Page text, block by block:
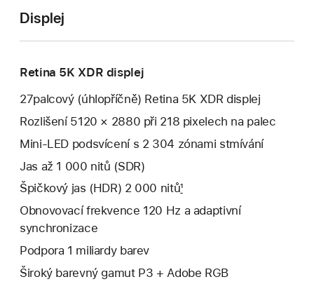
Displej
Retina 5K XDR displej
27palcový (úhlopříčně) Retina 5K XDR displej
Rozlišení 5120 × 2880 při 218 pixelech na palec
Mini‑LED podsvícení s 2 304 zónami stmívání
Jas až 1 000 nitů (SDR)
Špičkový jas (HDR) 2 000 nitů1
Obnovovací frekvence 120 Hz a adaptivní
synchronizace
Podpora 1 miliardy barev
Široký barevný gamut P3 + Adobe RGB